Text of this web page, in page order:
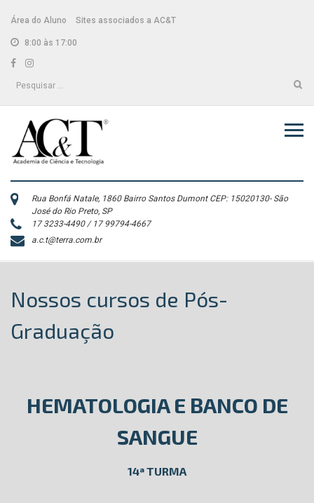
content
Área do Aluno Sites associados a AC&T
8:00 às 17:00
Facebook
Instagram
Pesquisar
Rua Bonfá Natale, 1860 Bairro Santos Dumont CEP: 15020130- São
José do Rio Preto, SP
17 3233-4490 / 17 99794-4667
a.c.t@terra.com.br
Nossos cursos de Pós-
Graduação
HEMATOLOGIA E BANCO DE
SANGUE
14ª TURMA